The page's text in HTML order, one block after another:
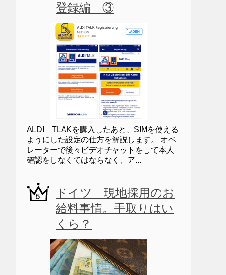
登録編 ③
ALDI TLAKを購入したあと、SIMを使える
ようにした設定の仕方を解説します。 オペ
レーターで後々ビデオチャットをして本人
確認をしなくてはならなく、ア...
ドイツ 現地採用のお
給料事情。手取りはい
くら？